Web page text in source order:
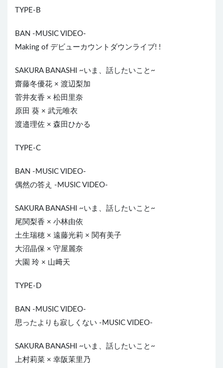
TYPE-B
BAN -MUSIC VIDEO-
Making of デビューカウントダウンライブ! !
SAKURA BANASHI ~いま、話したいこと~
齋藤冬優花 × 渡辺梨加
菅井友香 × 松田里奈
原田 葵 × 武元唯衣
渡邉理佐 × 森田ひかる
TYPE-C
BAN -MUSIC VIDEO-
偶然の答え -MUSIC VIDEO-
SAKURA BANASHI ~いま、話したいこと~
尾関梨香 × 小林由依
土生瑞穂 × 遠藤光莉 × 関有美子
大沼晶保 × 守屋麗奈
大園 玲 × 山﨑天
TYPE-D
BAN -MUSIC VIDEO-
思ったよりも寂しくない -MUSIC VIDEO-
SAKURA BANASHI ~いま、話したいこと~
上村莉菜 × 幸阪茉里乃